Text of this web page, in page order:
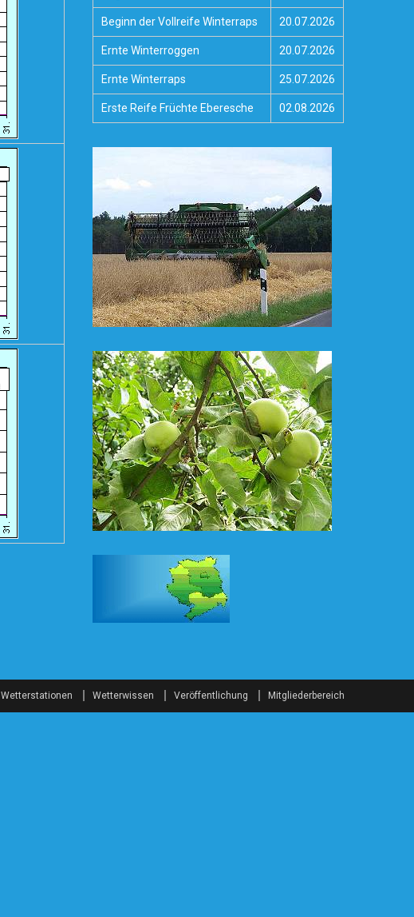
Beginn der Vollreife Winterraps 20.07.2026
Ernte Winterroggen 20.07.2026
Ernte Winterraps 25.07.2026
Erste Reife Früchte Eberesche 02.08.2026
Wetterstationen Wetterwissen Veröffentlichung Mitgliederbereich